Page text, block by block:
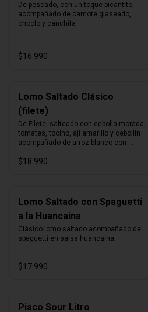
De pescado, con un toque picantito,
acompañado de camote glaseado,
choclo y canchita
$16.990
Lomo Saltado Clásico
(filete)
De Filete, salteado con cebolla morada,
tomates, tocino, ají amarillo y cebollín
acompañado de arroz blanco con
$18.990
Lomo Saltado con Spaguetti
a la Huancaina
Clásico lomo saltado acompañado de
spaguetti en salsa huancaína.
$17.990
Pisco Sour Litro